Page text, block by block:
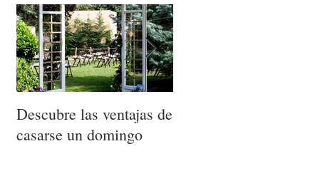
Descubre las ventajas de
casarse un domingo